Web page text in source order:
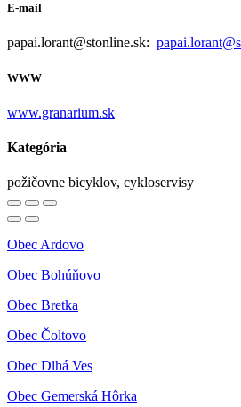
E-mail
papai.lorant@stonline.sk:
WWW
www.granarium.sk
Kategória
požičovne bicyklov, cykloservisy
Obec Ardovo
Obec Bohúňovo
Obec Bretka
Obec Čoltovo
Obec Dlhá Ves
Obec Gemerská Hôrka